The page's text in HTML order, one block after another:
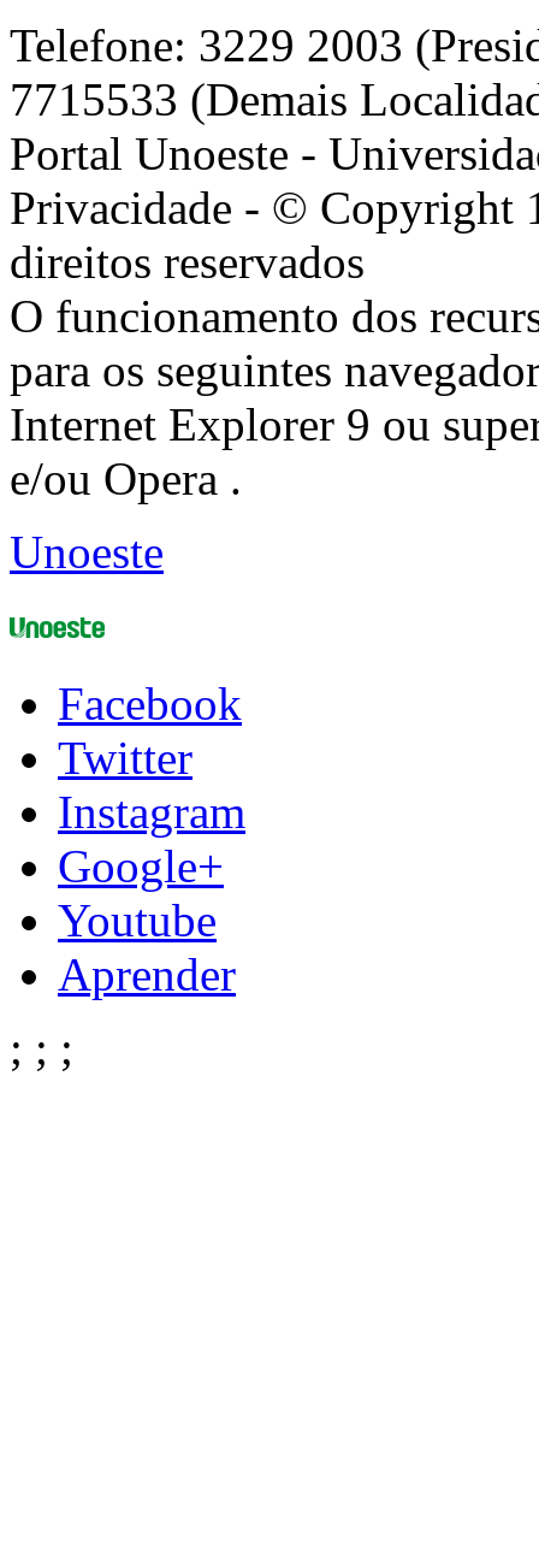
Telefone: 3229 2003
7715533 (Demais
Portal Unoeste -
Privacidade - © Copyright
direitos reservados
O funcionamento dos
para os seguintes
Internet Explorer 9 ou
e/ou Opera .
Unoeste
Facebook
Twitter
Instagram
Google+
Youtube
Aprender
; ; ;